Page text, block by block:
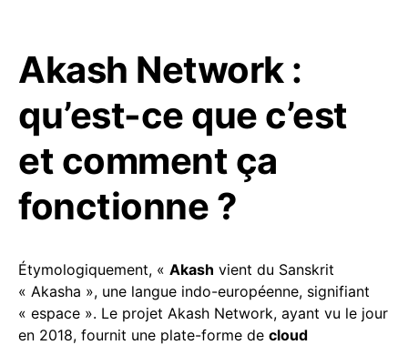
Akash Network :
qu’est-ce que c’est
et comment ça
fonctionne ?
Étymologiquement, « Akash vient du Sanskrit
« Akasha », une langue indo-européenne, signifiant
« espace ». Le projet Akash Network, ayant vu le jour
en 2018, fournit une plate-forme de cloud